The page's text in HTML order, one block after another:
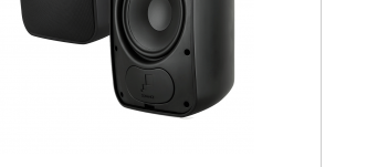
IPX4
8Ω/70V/100V
Dimensions (HxLxP) : 309 x 191 x 174mm